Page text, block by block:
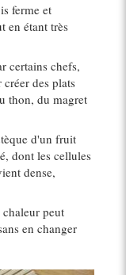
ferme et
en étant très
certains chefs,
des plats
thon, du magret
d'un fruit
dont les cellules
dense,
peut
en changer